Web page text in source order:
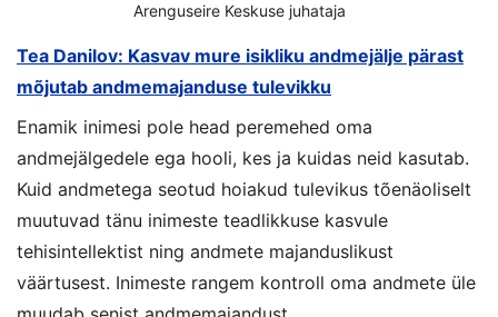
Tea Danilov: Kasvav mure isikliku andmejälje pärast
mõjutab andmemajanduse tulevikku
Enamik inimesi pole head peremehed oma
andmejälgedele ega hooli, kes ja kuidas neid kasutab.
Kuid andmetega seotud hoiakud tulevikus tõenäoliselt
muutuvad tänu inimeste teadlikkuse kasvule
tehisintellektist ning andmete majanduslikust
väärtusest. Inimeste rangem kontroll oma andmete üle
Arenguseire Keskuse juhataja